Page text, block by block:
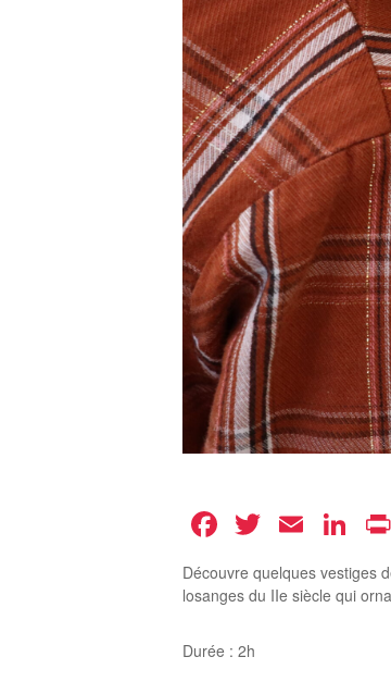
Facebook
Twitter
Email
Découvre quelques vestiges
losanges du IIe siècle qui
Durée : 2h